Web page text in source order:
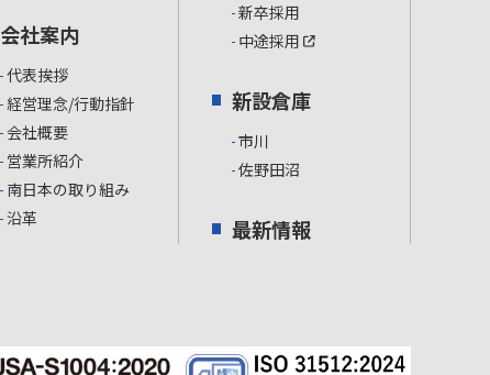
会社案内
代表挨拶
経営理念/行動指針
会社概要
営業所紹介
南日本の取り組み
沿革
新卒採用
中途採用
新設倉庫
市川
佐野田沼
最新情報